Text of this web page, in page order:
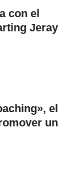
con el
Jeray
el
un